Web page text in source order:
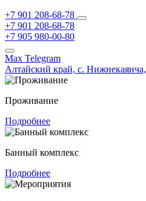
+7 901 208-68-78
+7 901 208-68-78
+7 905 980-00-80
Max Telegram
Алтайский край, с. Нижнекаянча,
Проживание
Подробнее
Банный комплекс
Подробнее